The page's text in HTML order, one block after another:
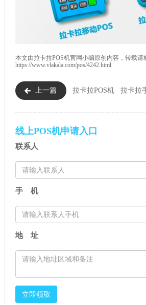
本文由拉卡拉POS机官网小编原创内容，转载请
https://www.vlakala.com/pos/4242.html
上一篇 拉卡拉POS机 拉卡拉
线上POS机申请入口
联系人
手 机
地 址
立即领取